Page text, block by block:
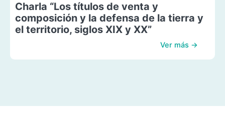
Charla “Los títulos de venta y
composición y la defensa de la tierra y
el territorio, siglos XIX y XX”
Ver más →